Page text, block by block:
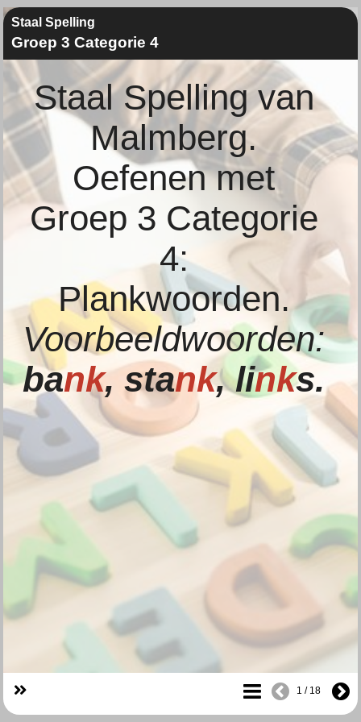
Staal Spelling
Groep 3 Categorie 4
Staal Spelling van
Malmberg.
Oefenen met
Groep 3 Categorie
4:
Plankwoorden.
Voorbeeldwoorden:
bank, stank, links.
1 / 18